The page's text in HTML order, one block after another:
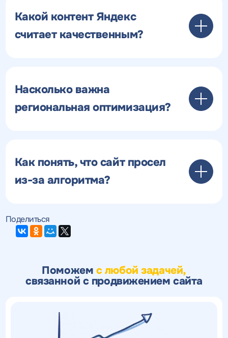
Какой контент Яндекс
считает качественным?
Насколько важна
региональная оптимизация?
Как понять, что сайт просел
из-за алгоритма?
Поделиться
Поможем с любой задачей,
связанной с продвижением сайта